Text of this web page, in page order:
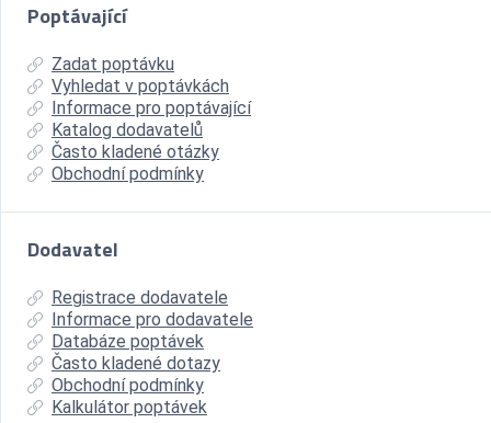
Poptávající
Zadat poptávku
Vyhledat v poptávkách
Informace pro poptávající
Katalog dodavatelů
Často kladené otázky
Obchodní podmínky
Dodavatel
Registrace dodavatele
Informace pro dodavatele
Databáze poptávek
Často kladené dotazy
Obchodní podmínky
Kalkulátor poptávek